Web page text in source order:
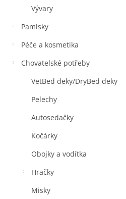
Vývary
Pamlsky
Péče a kosmetika
Chovatelské potřeby
VetBed deky/DryBed deky
Pelechy
Autosedačky
Kočárky
Obojky a vodítka
Hračky
Misky